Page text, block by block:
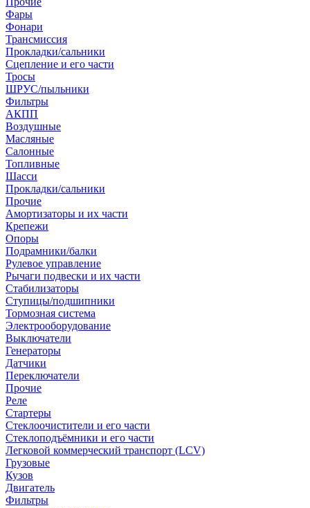
Фары
Фонари
Трансмиссия
Прокладки/сальники
Сцепление и его части
Тросы
ШРУС/пыльники
Фильтры
АКПП
Воздушные
Масляные
Салонные
Топливные
Шасси
Прокладки/сальники
Прочие
Амортизаторы и их части
Крепежи
Опоры
Подрамники/балки
Рулевое управление
Рычаги подвески и их части
Стабилизаторы
Ступицы/подшипники
Тормозная система
Электрооборудование
Выключатели
Генераторы
Датчики
Переключатели
Прочие
Реле
Стартеры
Стеклоочистители и его части
Стеклоподъёмники и его части
Легковой коммерческий транспорт (LCV)
Грузовые
Кузов
Двигатель
Фильтры